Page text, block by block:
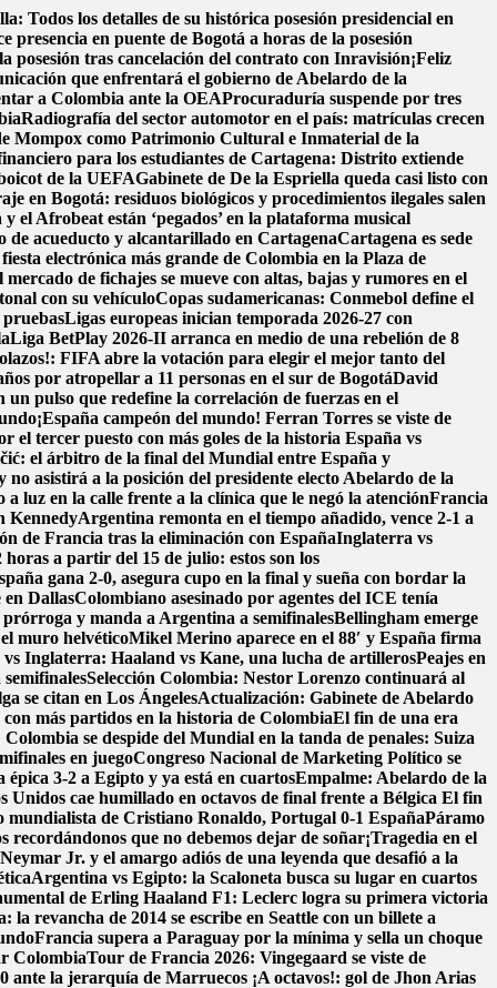
Todos los detalles de su histórica posesión presidencial en
presencia en puente de Bogotá a horas de la posesión
posesión tras cancelación del contrato con Inravisión¡Feliz
que enfrentará el gobierno de Abelardo de la
a Colombia ante la OEAProcuraduría suspende por tres
Radiografía del sector automotor en el país: matrículas crecen
Mompox como Patrimonio Cultural e Inmaterial de la
para los estudiantes de Cartagena: Distrito extiende
de la UEFAGabinete de De la Espriella queda casi listo con
en Bogotá: residuos biológicos y procedimientos ilegales salen
el Afrobeat están ‘pegados’ en la plataforma musical
de acueducto y alcantarillado en CartagenaCartagena es sede
electrónica más grande de Colombia en la Plaza de
de fichajes se mueve con altas, bajas y rumores en el
con su vehículoCopas sudamericanas: Conmebol define el
Ligas europeas inician temporada 2026-27 con
Liga BetPlay 2026-II arranca en medio de una rebelión de 8
FIFA abre la votación para elegir el mejor tanto del
por atropellar a 11 personas en el sur de BogotáDavid
pulso que redefine la correlación de fuerzas en el
¡España campeón del mundo! Ferran Torres se viste de
tercer puesto con más goles de la historia España vs
el árbitro de la final del Mundial entre España y
asistirá a la posición del presidente electo Abelardo de la
luz en la calle frente a la clínica que le negó la atenciónFrancia
KennedyArgentina remonta en el tiempo añadido, vence 2-1 a
de Francia tras la eliminación con EspañaInglaterra vs
a partir del 15 de julio: estos son los
gana 2-0, asegura cupo en la final y sueña con bordar la
en DallasColombiano asesinado por agentes del ICE tenía
y manda a Argentina a semifinalesBellingham emerge
muro helvéticoMikel Merino aparece en el 88′ y España firma
vs Inglaterra: Haaland vs Kane, una lucha de artillerosPeajes en
Selección Colombia: Nestor Lorenzo continuará al
se citan en Los ÁngelesActualización: Gabinete de Abelardo
más partidos en la historia de ColombiaEl fin de una era
se despide del Mundial en la tanda de penales: Suiza
en juegoCongreso Nacional de Marketing Político se
3-2 a Egipto y ya está en cuartosEmpalme: Abelardo de la
cae humillado en octavos de final frente a Bélgica El fin
de Cristiano Ronaldo, Portugal 0-1 EspañaPáramo
recordándonos que no debemos dejar de soñar¡Tragedia en el
Jr. y el amargo adiós de una leyenda que desafió a la
Argentina vs Egipto: la Scaloneta busca su lugar en cuartos
de Erling Haaland F1: Leclerc logra su primera victoria
la revancha de 2014 se escribe en Seattle con un billete a
Francia supera a Paraguay por la mínima y sella un choque
ColombiaTour de Francia 2026: Vingegaard se viste de
ante la jerarquía de Marruecos ¡A octavos!: gol de Jhon Arias